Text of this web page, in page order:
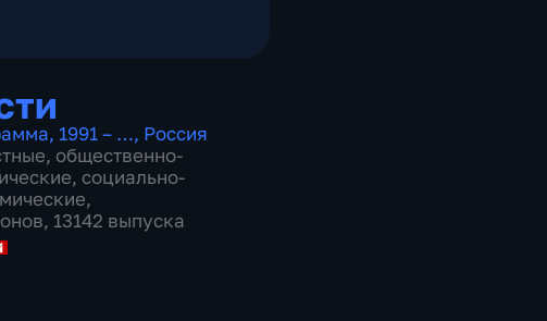
, 1991 – …, Россия
, общественно-
, социально-
,
13142 выпуска